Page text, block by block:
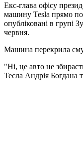
Екс-глава офісу
машину Tesla прямо
опубліковані в групі
червня.
Машина перекрила
"Ні, це авто не
Тесла Андрія Богдана